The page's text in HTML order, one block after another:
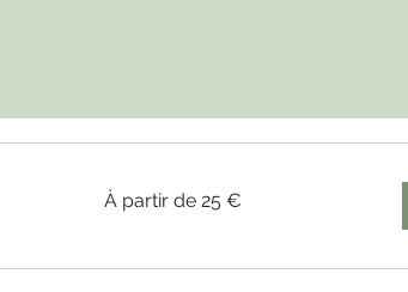
À
partir
À partir de 25 €